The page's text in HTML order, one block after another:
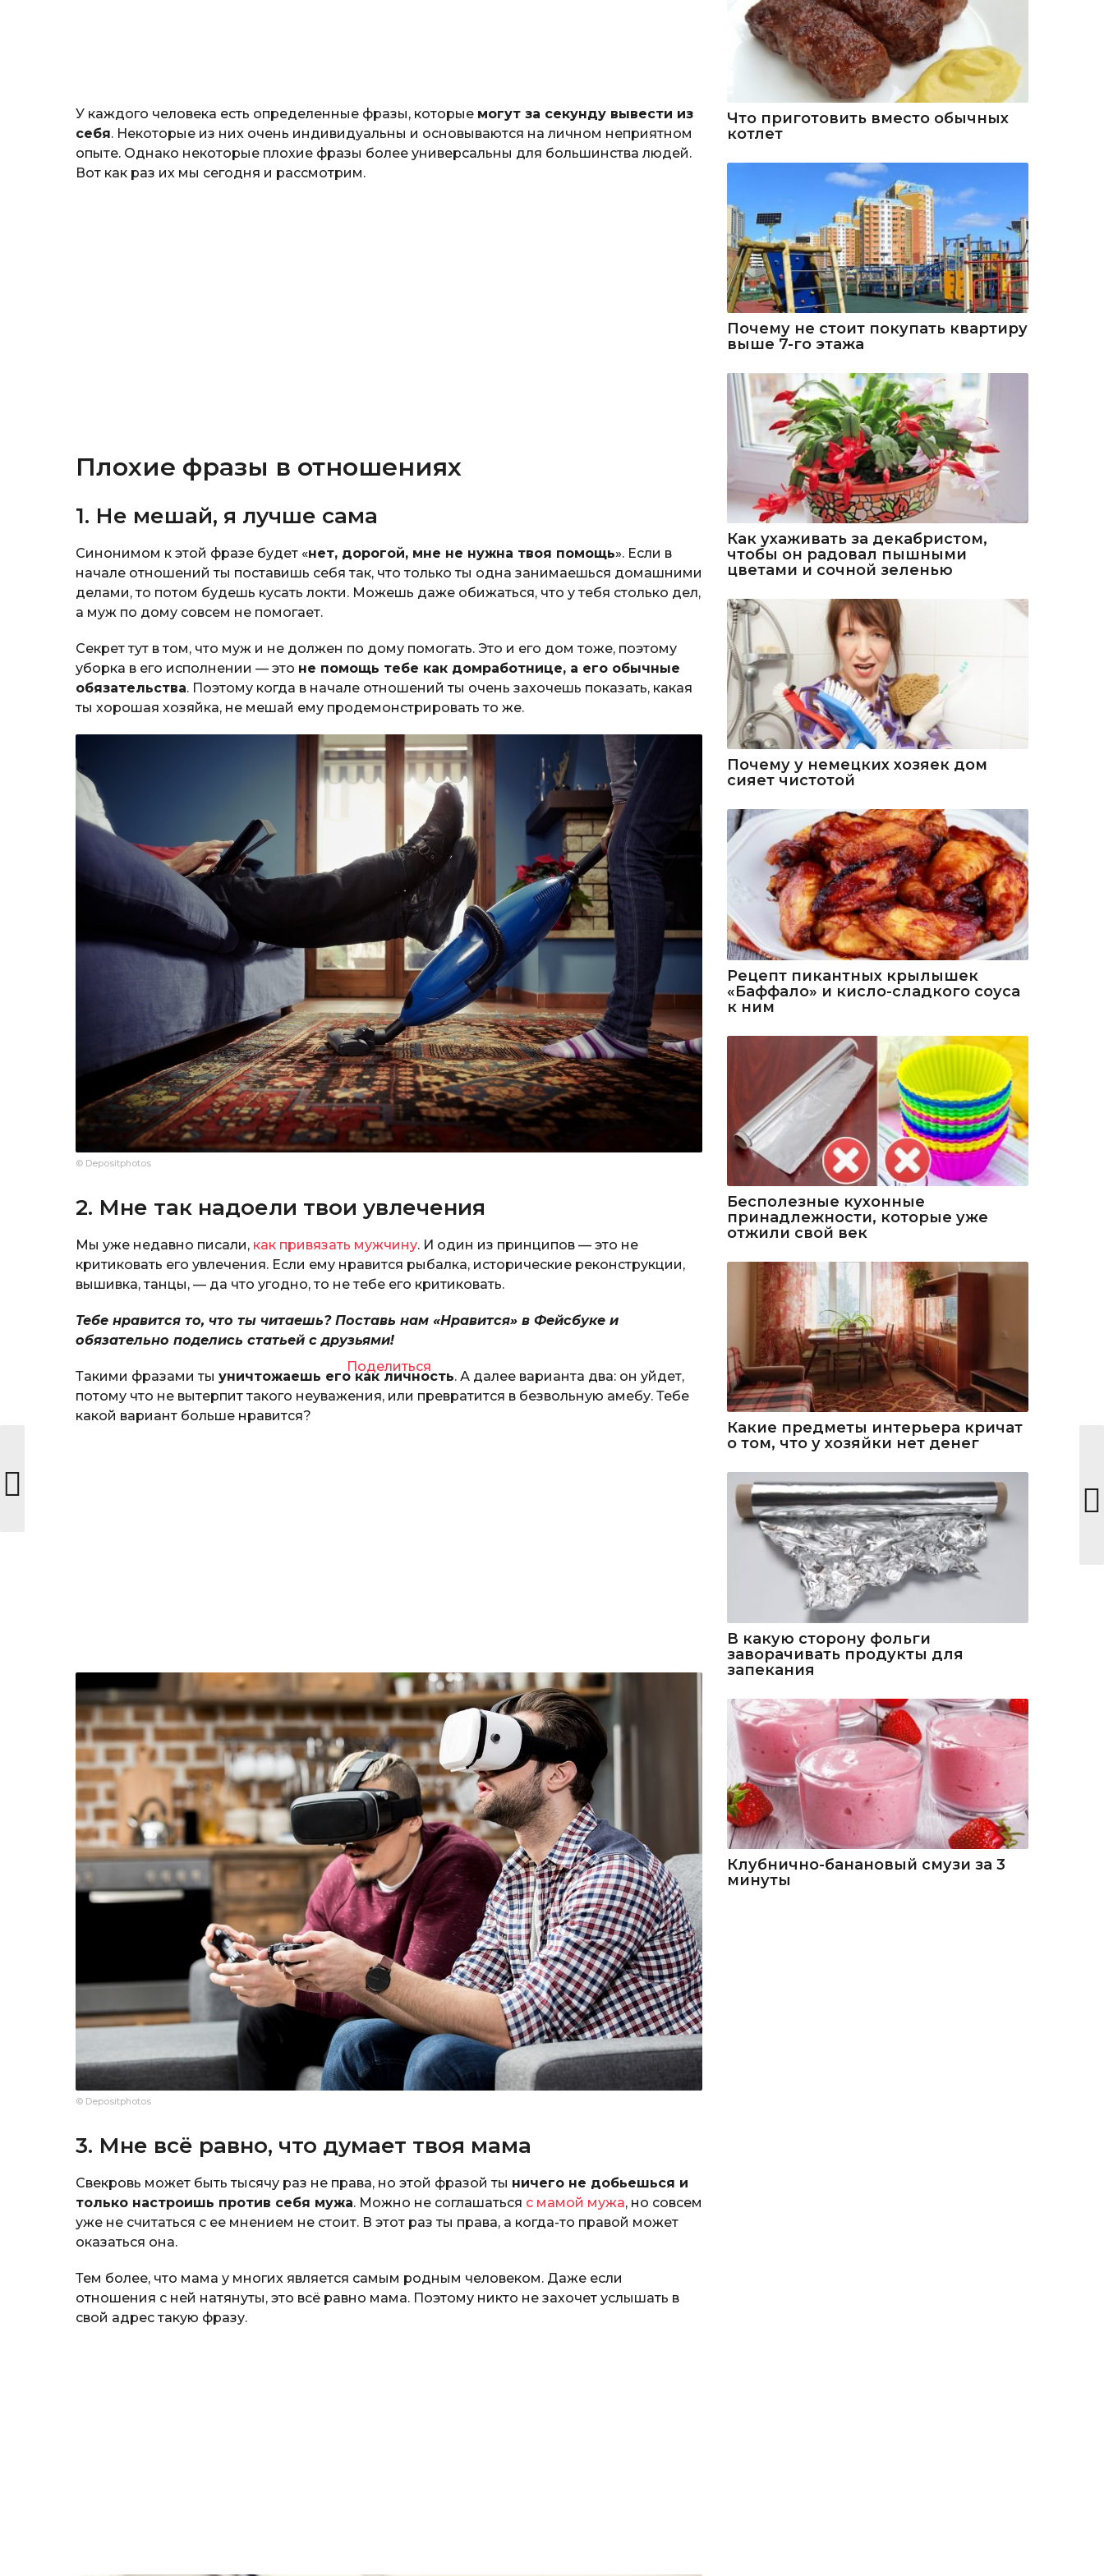
У каждого человека есть определенные фразы, которые могут за секунду вывести из
себя. Некоторые из них очень индивидуальны и основываются на личном неприятном
опыте. Однако некоторые плохие фразы более универсальны для большинства людей.
Вот как раз их мы сегодня и рассмотрим.
Плохие фразы в отношениях
1. Не мешай, я лучше сама
Синонимом к этой фразе будет «нет, дорогой, мне не нужна твоя помощь». Если в
начале отношений ты поставишь себя так, что только ты одна занимаешься домашними
делами, то потом будешь кусать локти. Можешь даже обижаться, что у тебя столько дел,
а муж по дому совсем не помогает.
Секрет тут в том, что муж и не должен по дому помогать. Это и его дом тоже, поэтому
уборка в его исполнении — это не помощь тебе как домработнице, а его обычные
обязательства. Поэтому когда в начале отношений ты очень захочешь показать, какая
ты хорошая хозяйка, не мешай ему продемонстрировать то же.
© Depositphotos
2. Мне так надоели твои увлечения
Мы уже недавно писали, как привязать мужчину. И один из принципов — это не
критиковать его увлечения. Если ему нравится рыбалка, исторические реконструкции,
вышивка, танцы, — да что угодно, то не тебе его критиковать.
Тебе нравится то, что ты читаешь? Поставь нам «Нравится» в Фейсбуке и
обязательно поделись статьей с друзьями!
Поделиться
Такими фразами ты уничтожаешь его как личность. А далее варианта два: он уйдет,
потому что не вытерпит такого неуважения, или превратится в безвольную амебу. Тебе
какой вариант больше нравится?
© Depositphotos
3. Мне всё равно, что думает твоя мама
Свекровь может быть тысячу раз не права, но этой фразой ты ничего не добьешься и
только настроишь против себя мужа. Можно не соглашаться с мамой мужа, но совсем
уже не считаться с ее мнением не стоит. В этот раз ты права, а когда-то правой может
оказаться она.
Тем более, что мама у многих является самым родным человеком. Даже если
отношения с ней натянуты, это всё равно мама. Поэтому никто не захочет услышать в
свой адрес такую фразу.
Что приготовить вместо обычных
котлет
Почему не стоит покупать квартиру
выше 7-го этажа
Как ухаживать за декабристом,
чтобы он радовал пышными
цветами и сочной зеленью
Почему у немецких хозяек дом
сияет чистотой
Рецепт пикантных крылышек
«Баффало» и кисло-сладкого соуса
к ним
Бесполезные кухонные
принадлежности, которые уже
отжили свой век
Какие предметы интерьера кричат
о том, что у хозяйки нет денег
В какую сторону фольги
заворачивать продукты для
запекания
Клубнично-банановый смузи за 3
минуты